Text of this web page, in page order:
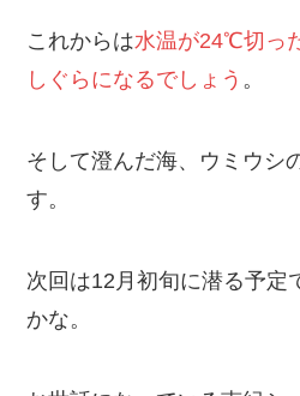
これからは水温が24℃切っ
しぐらになるでしょう 。
そして澄んだ海、ウミウシ
す。
次回は12月初旬に潜る予定
かな。